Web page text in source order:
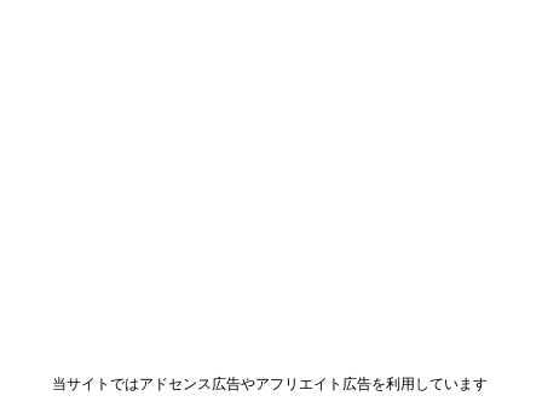
当サイトではアドセンス広告やアフリエイト広告を利用しています